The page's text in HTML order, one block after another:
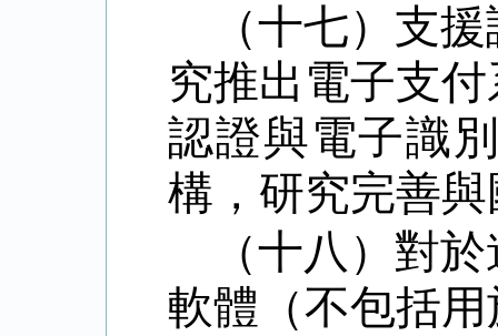
（十七）支
究推出電子支
認證與電子識
構，研究完善
（十八）對
軟體（不包括